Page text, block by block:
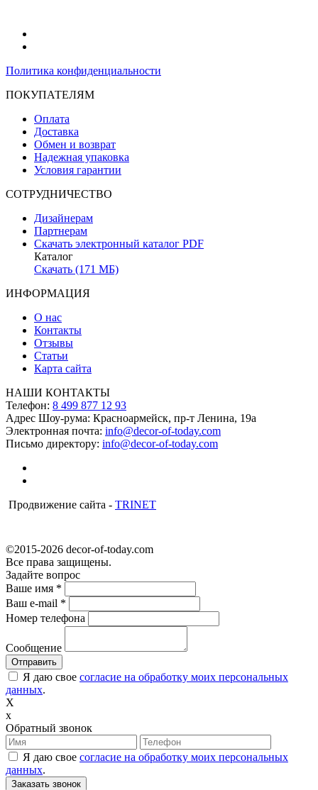
Политика конфиденциальности
ПОКУПАТЕЛЯМ
Оплата
Доставка
Обмен и возврат
Надежная упаковка
Условия гарантии
СОТРУДНИЧЕСТВО
Дизайнерам
Партнерам
Скачать электронный каталог PDF
Каталог
Скачать (171 МБ)
ИНФОРМАЦИЯ
О нас
Контакты
Отзывы
Статьи
Карта сайта
НАШИ КОНТАКТЫ
Телефон: 8 499 877 12 93
Адрес Шоу-рума: Красноармейск, пр-т Ленина, 19а
Электронная почта: info@decor-of-today.com
Письмо директору: info@decor-of-today.com
Продвижение сайта - TRINET
©2015-2026 decor-of-today.com
Все права защищены.
Задайте вопрос
Ваше имя *
Ваш e-mail *
Номер телефона
Сообщение
Я даю свое согласие на обработку моих персональных
данных.
X
x
Обратный звонок
Я даю свое согласие на обработку моих персональных
данных.